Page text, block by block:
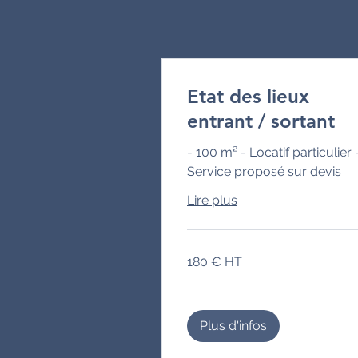
Etat des lieux
entrant / sortant
- 100 m² - Locatif particulier
Service proposé sur devis
Lire plus
€180 € HT
Plus d'infos